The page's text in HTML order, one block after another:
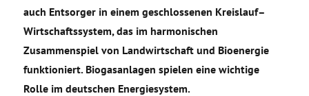
auch Entsorger in einem geschlossenen Kreislauf–
Wirtschaftssystem, das im harmonischen
Zusammenspiel von Landwirtschaft und Bioenergie
funktioniert. Biogasanlagen spielen eine wichtige
Rolle im deutschen Energiesystem.